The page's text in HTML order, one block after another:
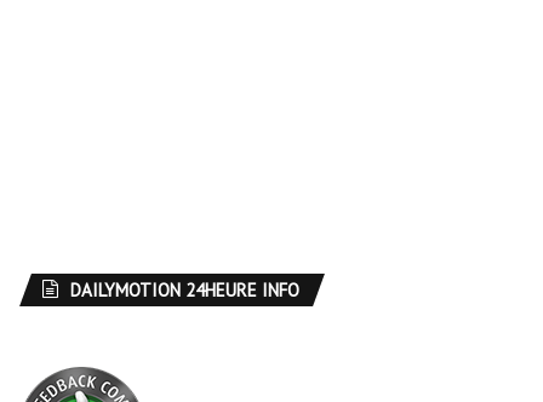
DAILYMOTION 24HEURE INFO